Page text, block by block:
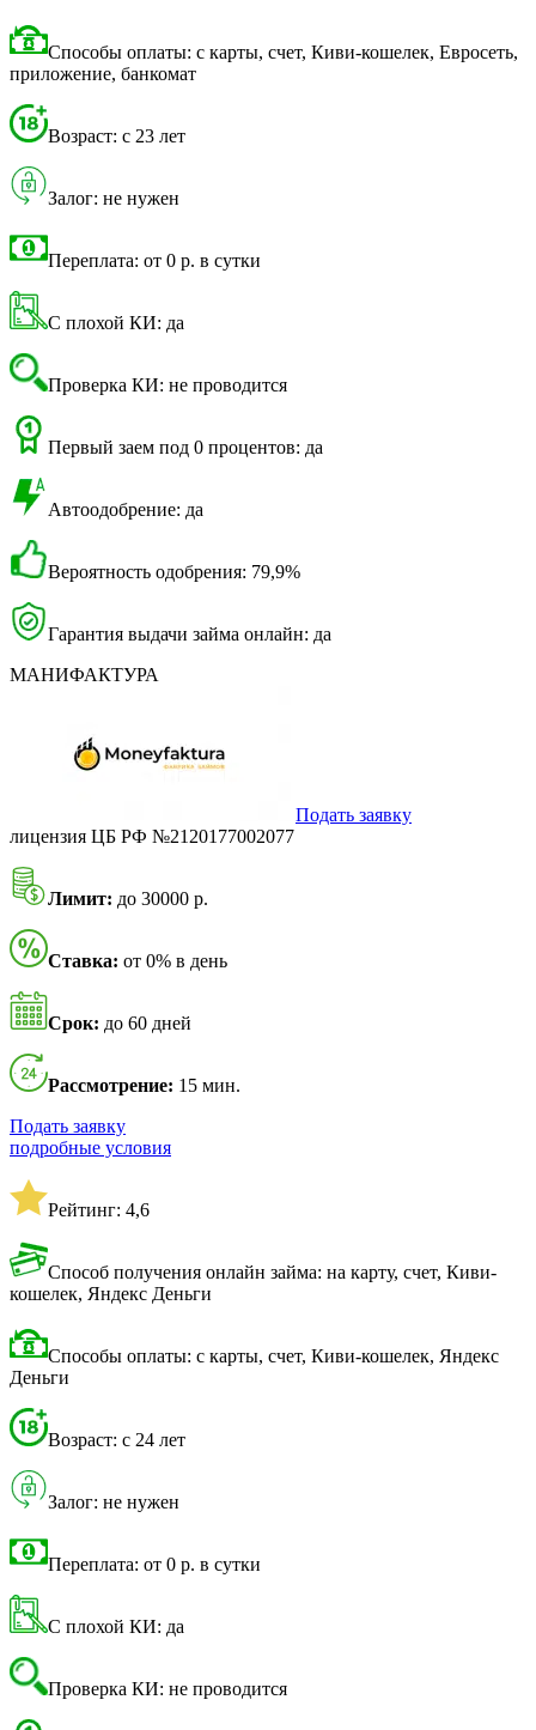
Способы оплаты: с карты, счет, Киви-кошелек, Евросеть,
приложение, банкомат
Возраст: с 23 лет
Залог: не нужен
Переплата: от 0 р. в сутки
С плохой КИ: да
Проверка КИ: не проводится
Первый заем под 0 процентов: да
Автоодобрение: да
Вероятность одобрения: 79,9%
Гарантия выдачи займа онлайн: да
МАНИФАКТУРА
Подать заявку
лицензия ЦБ РФ №2120177002077
Лимит: до 30000 р.
Ставка: от 0% в день
Срок: до 60 дней
Рассмотрение: 15 мин.
Подать заявку
подробные условия
Рейтинг: 4,6
Способ получения онлайн займа: на карту, счет, Киви-
кошелек, Яндекс Деньги
Способы оплаты: с карты, счет, Киви-кошелек, Яндекс
Деньги
Возраст: с 24 лет
Залог: не нужен
Переплата: от 0 р. в сутки
С плохой КИ: да
Проверка КИ: не проводится